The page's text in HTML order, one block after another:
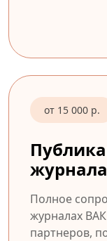
от 15 000 р.
Полное
журналах
партнеров,